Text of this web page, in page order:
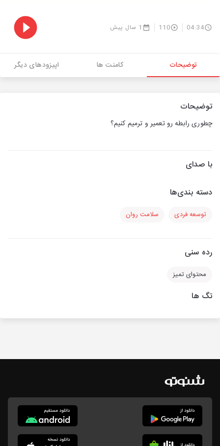
04:34
110 1 سال پیش
توضیحات کامنت ها اپیزودهای دیگر
توضیحات
چطوری رابطه رو تعمیر و ترمیم کنیم؟
با صدای
دسته بندی‌ها
توسعه فردی سلامت روان
رده سنی
محتوای تمیز
تگ ها